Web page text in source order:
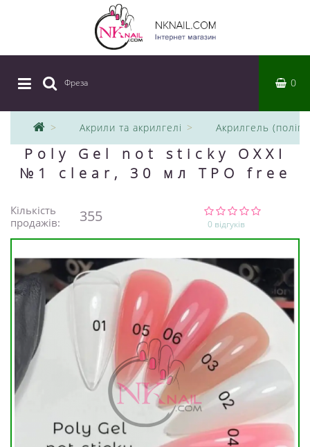
Фреза 0
Акрили та акрилгелі Акрилгель
Poly Gel not sticky OXXI
№1 clear, 30 мл TPO free
Кількість
продажів:
355 0 відгуків